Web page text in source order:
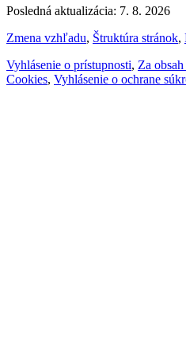
Posledná aktualizácia: 7. 8. 2026
Zmena vzhľadu, Štruktúra stránok,
Vyhlásenie o prístupnosti, Za
Cookies, Vyhlásenie o ochrane